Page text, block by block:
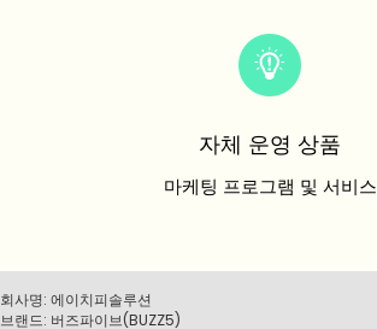
자체 운영 상품
마케팅 프로그램 및 서비스
회사명: 에이치피솔루션
브랜드: 버즈파이브(BUZZ5)